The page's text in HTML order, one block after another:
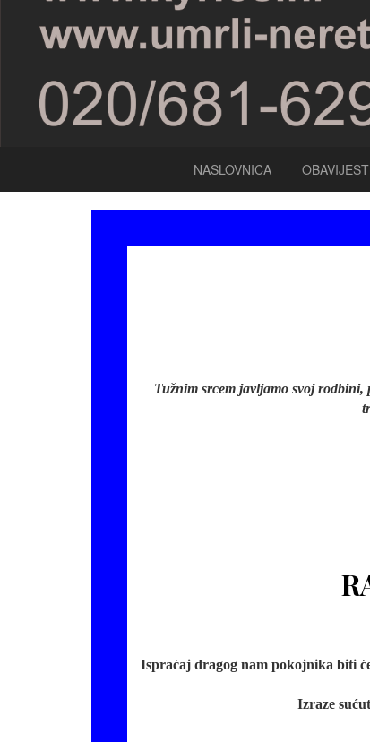
NASLOVNICA
Tužnim srcem javljamo svoj
Ispraćaj dragog nam pokojnika biti
Izraze